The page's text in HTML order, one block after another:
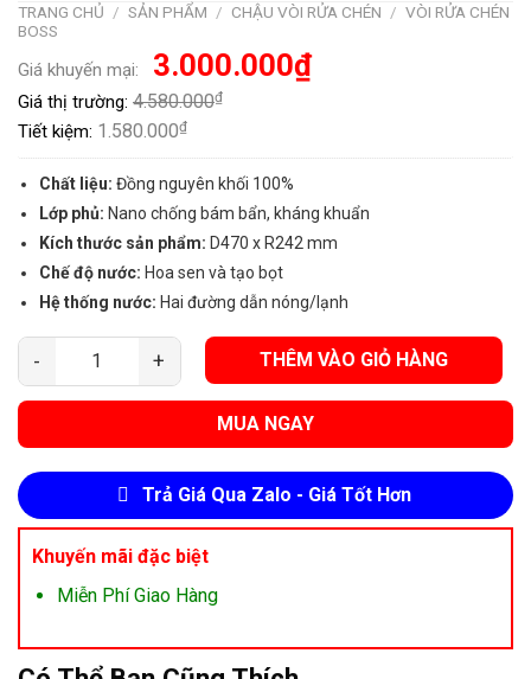
TRANG CHỦ / SẢN PHẨM / CHẬU VÒI RỬA CHÉN / VÒI RỬA CHÉN
BOSS
Giá khuyến mại:
Giá
gốc
là:
4.580.000₫.
3.000.000₫Giá
Giá thị trường: 4.580.000₫
Tiết kiệm: 1.580.000₫
Chất liệu: Đồng nguyên khối 100%
Lớp phủ: Nano chống bám bẩn, kháng khuẩn
Kích thước sản phẩm: D470 x R242 mm
Chế độ nước: Hoa sen và tạo bọt
Hệ thống nước: Hai đường dẫn nóng/lạnh
Vòi Boss Dây Rút Cổ Vuông BN666 số lượng
THÊM VÀO GIỎ HÀNG
MUA NGAY
Trả Giá Qua Zalo - Giá Tốt Hơn
Khuyến mãi đặc biệt
Miễn Phí Giao Hàng